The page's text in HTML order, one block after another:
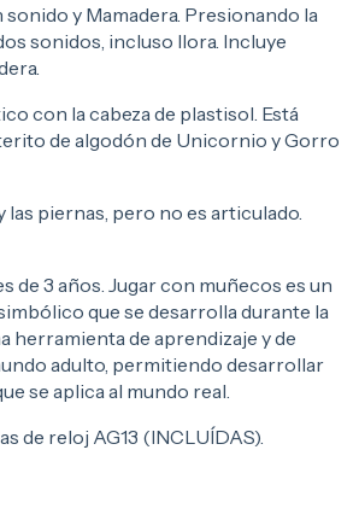
y Mamadera. Presionando la
sonidos, incluso llora. Incluye
con la cabeza de plastisol. Está
de algodón de Unicornio y Gorro
las piernas, pero no es articulado.
de 3 años. Jugar con muñecos es un
que se desarrolla durante la
herramienta de aprendizaje y de
adulto, permitiendo desarrollar
se aplica al mundo real.
de reloj AG13 (INCLUÍDAS).